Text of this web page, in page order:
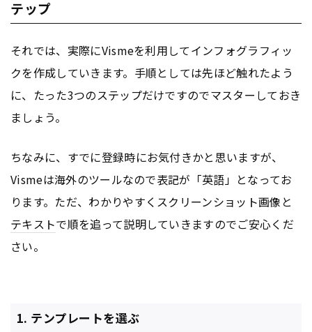
テップ
それでは、実際にVismeを利用してインフォグラフィッ
クを作成していきます。手順としては先ほど触れたよう
に、たった3つのステップだけですのでマスターしておき
ましょう。
ちなみに、すでに登録時にお気付きかと思いますが、
Vismeは海外のツールなので表記が「英語」となってお
ります。ただ、わかりやすくスクリーンショット画像と
テキストで順を追って説明していきますのでご安心くだ
さい。
1. テンプレートを選ぶ